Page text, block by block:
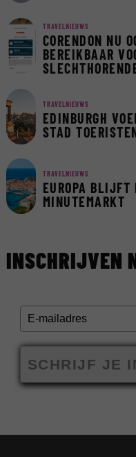
TRAVELNIEUWS
CORENDON NU
BEREIKBAAR
TRAVELNIEUWS
EDINBURGH
STAD
TRAVELNIEUWS
EUROPA
MINUTEMARKT
INSCHRIJVEN
SCHRIJF JE